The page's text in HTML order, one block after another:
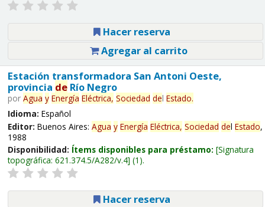
Hacer reserva
Agregar al carrito
Estación transformadora San Antoni Oeste,
provincia deRío Negro
por Agua y Energía Eléctrica, Sociedad del Estado.
Idioma: Español
Editor: Buenos Aires: Agua y Energía Eléctrica, Sociedad del Estado,
1988
Disponibilidad: Ítems disponibles para préstamo: Signatura
topográfica: 621.374.5/A282/v.4 (1).
Hacer reserva